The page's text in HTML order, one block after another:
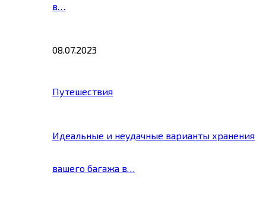
в…
08.07.2023
Путешествия
Идеальные и неудачные варианты хранения
вашего багажа в…